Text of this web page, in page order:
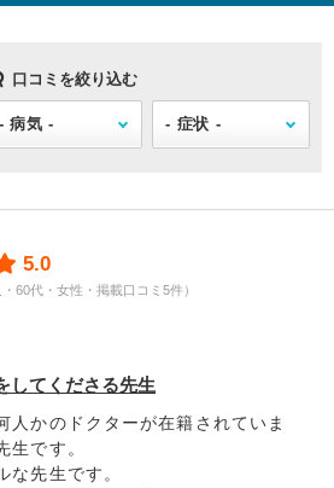
口コミを絞り込む
5.0
60代・女性・掲載口コミ5件）
してくださる先生
人かのドクターが在籍されていま
生です。
な先生です。